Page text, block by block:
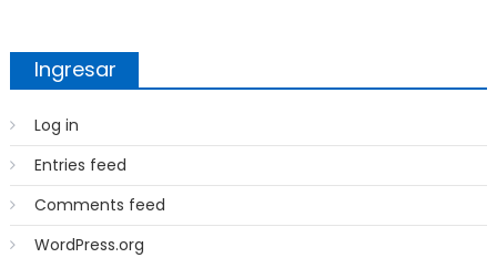
Ingresar
Log in
Entries feed
Comments feed
WordPress.org